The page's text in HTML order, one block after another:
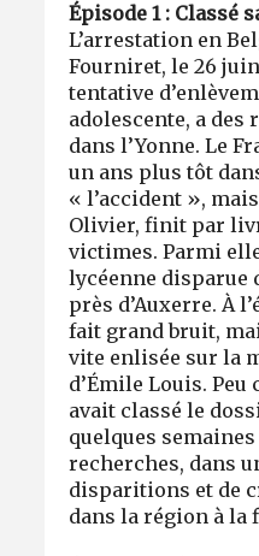
Épisode 1 : Classé
L’arrestation en
Fourniret, le 26
tentative
adolescente, a des
dans l’Yonne. Le
un ans plus tôt
« l’accident »,
Olivier, finit par
victimes. Parmi
lycéenne disparue
près d’Auxerre. À
fait grand bruit,
vite enlisée sur la
d’Émile Louis.
avait classé le
quelques
recherches, dans
disparitions et de
dans la région à la